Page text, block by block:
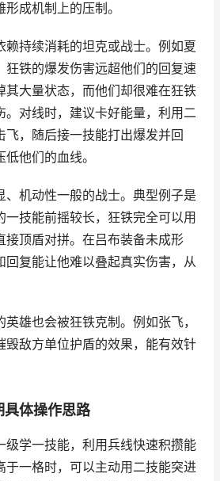
成机制上的压制。
赖持续消耗的坦克或战士。例如夏
狂铁的爆发伤害远超他们的回复速
其大量状态，而他们却很难在狂铁
。对线时，建议卡好能量，利用二
飞，随后接一技能打出爆发并回
他们的血线。
、机动性一般的战士。典型例子是
一技能前摇较长，狂铁完全可以用
接顶盾对拼。在吕布装备未成形
回复能让他难以叠起真实伤害，从
雄也会被狂铁克制。例如张飞，
毁敌方单位护盾的效果，能有效针
具体操作思路
级学一技能，利用兵线快速积攒能
于一格时，可以主动用二技能突进